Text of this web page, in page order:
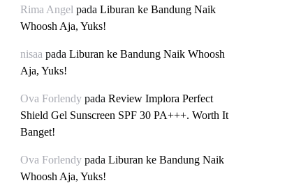
Rima Angel pada Liburan ke Bandung Naik
Whoosh Aja, Yuks!
nisaa pada Liburan ke Bandung Naik Whoosh
Aja, Yuks!
Ova Forlendy pada Review Implora Perfect
Shield Gel Sunscreen SPF 30 PA+++. Worth It
Banget!
Ova Forlendy pada Liburan ke Bandung Naik
Whoosh Aja, Yuks!